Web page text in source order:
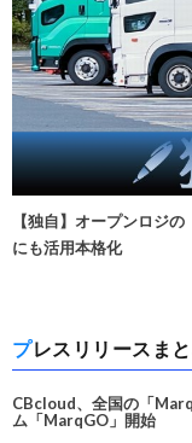
【独自】オープンロジ
にも活用本格化
プレスリリースま
CBcloud、全国の「
ム「MarqGO」開始